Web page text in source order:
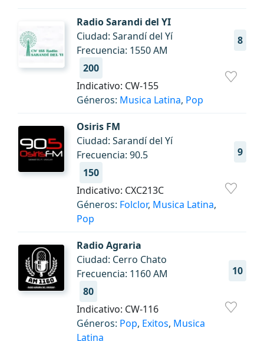
Radio Sarandi del YI
8
Ciudad: Sarandí del Yí
Frecuencia: 1550 AM
200
Indicativo: CW-155
Géneros: Musica Latina, Pop
Osiris FM
9
Ciudad: Sarandí del Yí
Frecuencia: 90.5
150
Indicativo: CXC213C
Géneros: Folclor, Musica Latina,
Pop
Radio Agraria
10
Ciudad: Cerro Chato
Frecuencia: 1160 AM
80
Indicativo: CW-116
Géneros: Pop, Exitos, Musica
Latina